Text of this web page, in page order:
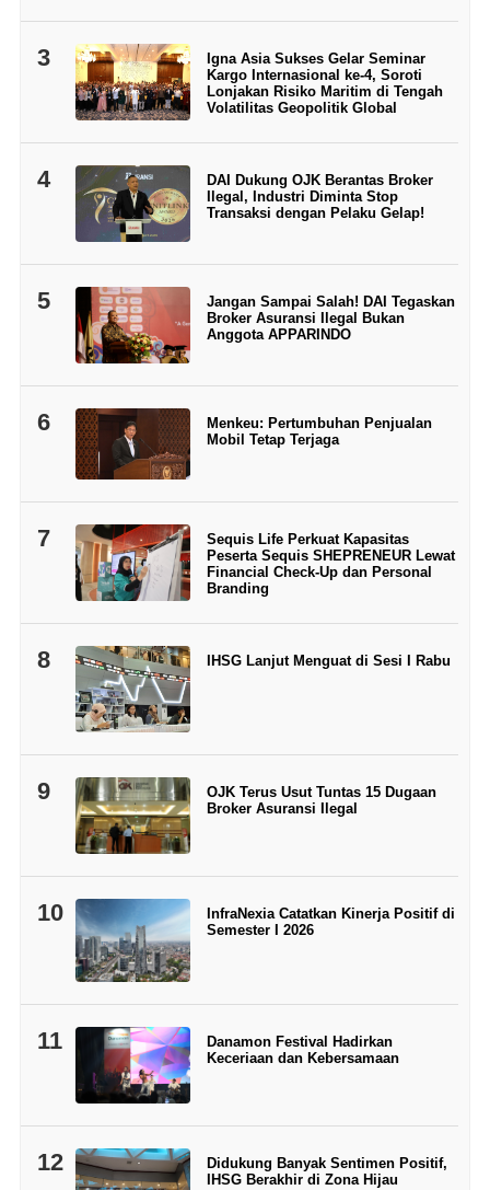
3
Igna Asia Sukses Gelar Seminar
Kargo Internasional ke-4, Soroti
Lonjakan Risiko Maritim di Tengah
Volatilitas Geopolitik Global
4
DAI Dukung OJK Berantas Broker
Ilegal, Industri Diminta Stop
Transaksi dengan Pelaku Gelap!
5
Jangan Sampai Salah! DAI Tegaskan
Broker Asuransi Ilegal Bukan
Anggota APPARINDO
6
Menkeu: Pertumbuhan Penjualan
Mobil Tetap Terjaga
7
Sequis Life Perkuat Kapasitas
Peserta Sequis SHEPRENEUR Lewat
Financial Check-Up dan Personal
Branding
8 IHSG Lanjut Menguat di Sesi I Rabu
9
OJK Terus Usut Tuntas 15 Dugaan
Broker Asuransi Ilegal
10
InfraNexia Catatkan Kinerja Positif di
Semester I 2026
11
Danamon Festival Hadirkan
Keceriaan dan Kebersamaan
12
Didukung Banyak Sentimen Positif,
IHSG Berakhir di Zona Hijau